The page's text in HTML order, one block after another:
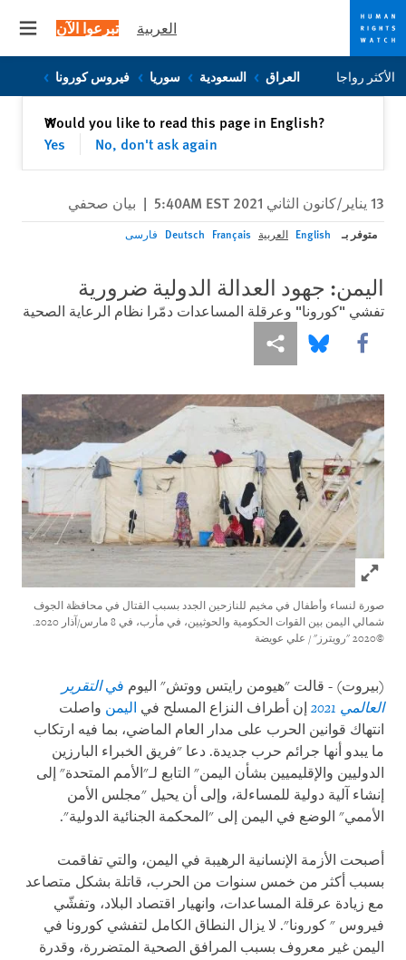
Skip
to
Skip
to
العربية تبرعوا الآن
الأكثر رواجا العراق السعودية سوريا فيروس كورونا
Would you like to read this page in English?
Yes
No, don't ask again
✕إغلاق
13 يناير/كانون الثاني 2021 5:40AM EST | بيان صحفي
متوفر بـ English العربية Français
Deutsch فارسی
اليمن: جهود العدالة الدولية ضرورية
تفشي "كورونا" وعرقلة المساعدات دمّرا نظام الرعاية الصحية
Share this via Facebook
Share this via Bluesky
Share this via مشاركة
Click to expand Image
صورة لنساء وأطفال في مخيم للنازحين الجدد بسبب القتال في محافظة الجوف
شمالي اليمن بين القوات الحكومية والحوثيين، في مأرب، في 8 مارس/آذار 2020.
©2020 "رويترز" / علي عويضة
(بيروت) - قالت "هيومن رايتس ووتش" اليوم فيالتقرير
العالمي 2021
إن أطراف النزاع المسلح في اليمن واصلت
انتهاك قوانين الحرب على مدار العام الماضي، بما فيه ارتكاب
ما يبدو أنها جرائم حرب جديدة. دعا "فريق الخبراء البارزين
الدوليين والإقليميين بشأن اليمن" التابع لـ"الأمم المتحدة" إلى
إنشاء آلية دولية للمساءلة، وإلى أن يحيل "مجلس الأمن
الأممي" الوضع في اليمن إلى "المحكمة الجنائية الدولية".
أصبحت الأزمة الإنسانية الرهيبة في اليمن، والتي تفاقمت
بسبب أكثر من خمس سنوات من الحرب، قاتلة بشكل متصاعد
مع زيادة عرقلة المساعدات، وانهيار اقتصاد البلاد، وتفشّي
فيروس " كورونا". لا يزال النطاق الكامل لتفشي كورونا في
اليمن غير معروف بسبب المرافق الصحية المتضررة، وقدرة